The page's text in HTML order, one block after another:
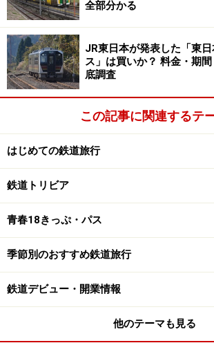
蒸気機関車C61形20号機、38年ぶりの復
展望客車が大人気、「SLばん
（JR信越本線、磐越西線、新潟～会津
喜多方～会津若松間を走る「SLばんえつ物
C57形の180号機が大改装した12系客
潟～会津若松間126kmを約4時間で結
飽きさせないよう、中間の4号車はイ
き展望車、1号車は子供連れに人気の
展望室、7号車はパノラマ展望室付き
全部分かる
JR東日本が発表した「東
ス」は買いか？ 料金・期
底調査
この記事に関連するテ
はじめての鉄道旅行
鉄道トリビア
青春18きっぷ・パス
季節別のおすすめ鉄道旅行
鉄道デビュー・開業情報
他のテーマも見る